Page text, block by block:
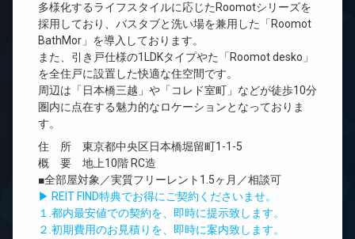
多様化するライフスタイルに応じたRoomotシリーズを
採用しており、バスタブと洗い場を兼用した「Roomot
BathMor」を導入しております。
また、引き戸仕様の1LDKタイプやた「Roomot desko」
を全住戸に設置した快適な住空間です。
周辺は「日本橋三越」や「コレド室町」などが徒歩10分
圏内に点在する魅力的なロケーションとなっておりま
す。
住 所 東京都中央区日本橋堀留町1-1-5
概 要 地上10階 RC造
■全部屋対象／実質フリーレント1.5ヶ月／相談可
▶ REIT FIND特典でお得にご契約くださいませ。
１.都内最安値での契約を、即時に提示致します。
２.初期費用のお見積りを、即時に案内致します。